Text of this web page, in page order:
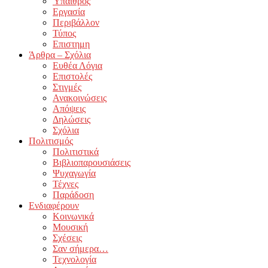
Εργασία
Περιβάλλον
Τύπος
Επιστημη
Άρθρα – Σχόλια
Ευθέα Λόγια
Επιστολές
Στιγμές
Ανακοινώσεις
Απόψεις
Δηλώσεις
Σχόλια
Πολιτισμός
Πολιτιστικά
Βιβλιοπαρουσιάσεις
Ψυχαγωγία
Τέχνες
Παράδοση
Ενδιαφέρουν
Κοινωνικά
Μουσική
Σχέσεις
Σαν σήμερα…
Τεχνολογία